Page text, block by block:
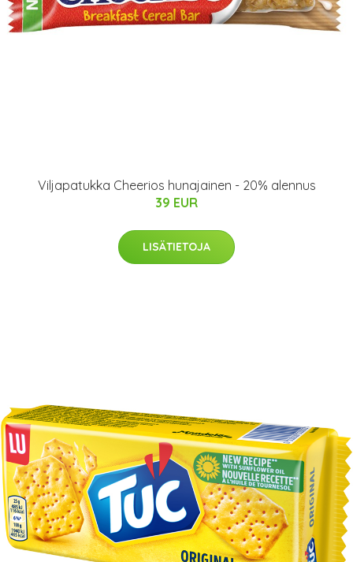
Viljapatukka Cheerios hunajainen - 20% alennus
39 EUR
LISÄTIETOJA